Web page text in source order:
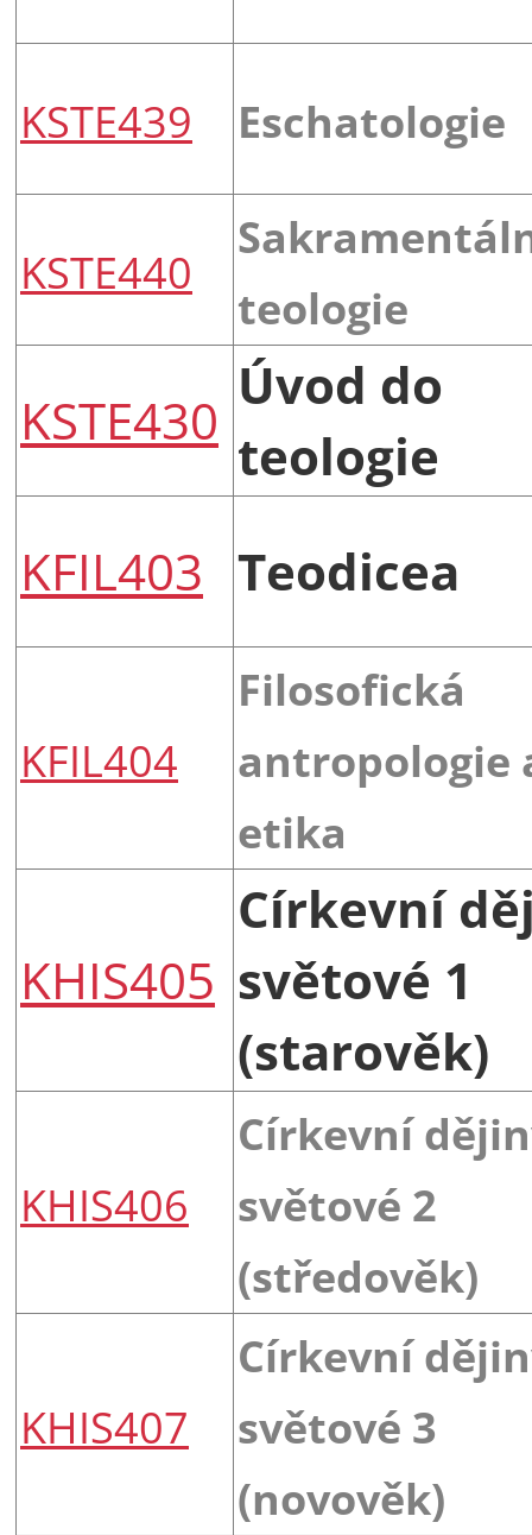
KSTE439 Eschatologie
KSTE440
teologie
KSTE430
Úvod do
teologie
KFIL403 Teodicea
KFIL404
Filosofická
antropologie
etika
KHIS405
Církevní
světové 1
(starověk)
KHIS406
Církevní
světové 2
(středověk)
KHIS407
Církevní
světové 3
(novověk)